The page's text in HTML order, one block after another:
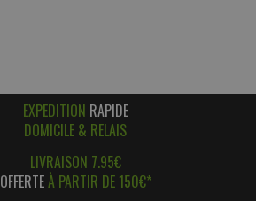
EXPEDITION RAPIDE
DOMICILE & RELAIS
LIVRAISON 7.95€
OFFERTEÀ PARTIR DE 150€*